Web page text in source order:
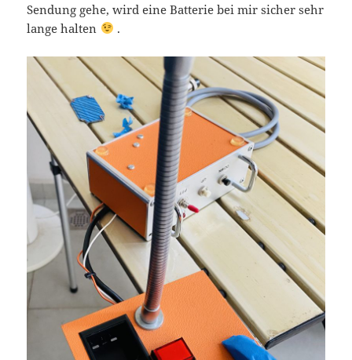
Sendung gehe, wird eine Batterie bei mir sicher sehr
lange halten
.